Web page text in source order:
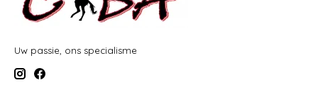
Uw passie, ons specialisme